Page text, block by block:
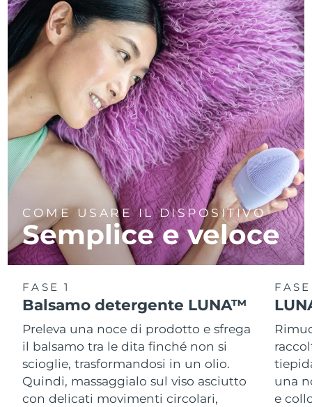
COME USARE IL DISPOSITIVO
Semplice e veloce
FASE 1
Balsamo detergente LUNA™
Preleva una noce di prodotto e sfrega
il balsamo tra le dita finché non si
scioglie, trasformandosi in un olio.
Quindi, massaggialo sul viso asciutto
con delicati movimenti circolari,
una
e